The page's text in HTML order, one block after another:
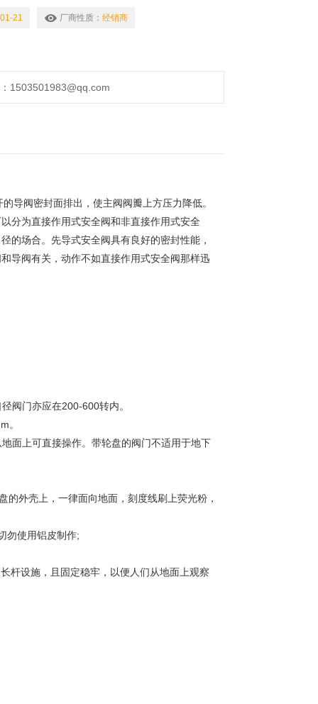
燥设备、石油化工、生物制药、暖通空调、电镀
21 厂商性质： 经销商
1503501983@qq.com
导阀密封面排出，使主阀阀瓣上方压力降低。
分为直接作用式安全阀和非直接作用式安全
的场合。先导式安全阀具有良好的密封性能，
导阀有关，动作不如直接作用式安全阀那样迅
阀门亦应在200-600转内。
。
面上可直接操作。带轮盘的阀门不适用于地下
外壳上，一律面向地面，刻度线刷上荧光粉，
勿使用铝皮制作;
杆设施，且固定稳牢，以便人们从地面上观察